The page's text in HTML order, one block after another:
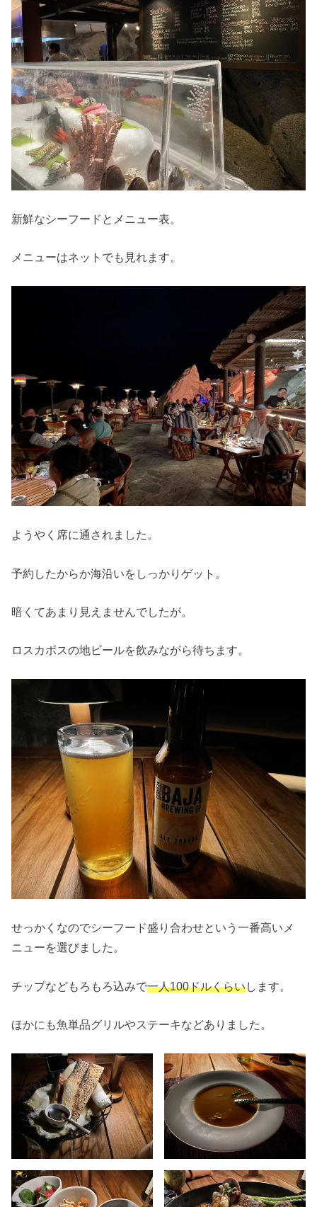
新鮮なシーフードとメニュー表。
メニューはネットでも見れます。
ようやく席に通されました。
予約したからか海沿いをしっかりゲット。
暗くてあまり見えませんでしたが。
ロスカボスの地ビールを飲みながら待ちます。
せっかくなのでシーフード盛り合わせという一番高いメ
ニューを選びました。
チップなどもろもろ込みで一人100ドルくらいします。
ほかにも魚単品グリルやステーキなどありました。